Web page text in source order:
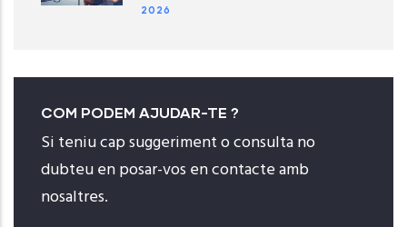
2026
COM PODEM AJUDAR-TE ?
Si teniu cap suggeriment o consulta no
dubteu en posar-vos en contacte amb
nosaltres.